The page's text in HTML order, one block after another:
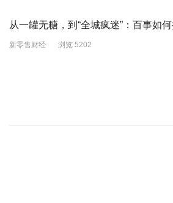
从一罐无糖，到“全城疯迷”：百事如
新零售财经 浏览 5202